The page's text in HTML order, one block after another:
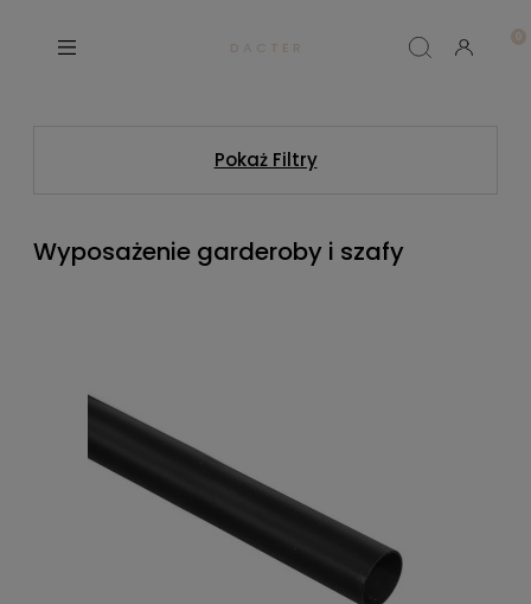
D A C T E R
Pokaż Filtry
Wyposażenie garderoby i szafy